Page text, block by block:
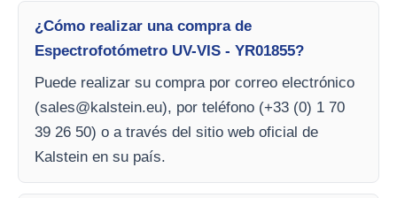
¿Cómo realizar una compra de
Espectrofotómetro UV-VIS - YR01855?
Puede realizar su compra por correo electrónico
(sales@kalstein.eu), por teléfono (+33 (0) 1 70
39 26 50) o a través del sitio web oficial de
Kalstein en su país.